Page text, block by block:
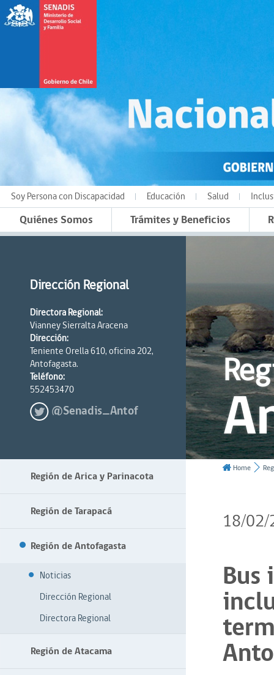
Soy Persona con Discapacidad Educación Salud
Quiénes Somos Trámites y Beneficios
Dirección Regional
Directora Regional:
Vianney Sierralta Aracena
Dirección:
Teniente Orella 610, oficina 202,
Antofagasta.
Teléfono:
552453470
@Senadis_Antof
Región de Arica y Parinacota
Región de Tarapacá
Región de Antofagasta
Noticias
Dirección Regional
Directora Regional
Región de Atacama
Home
18/
Bus